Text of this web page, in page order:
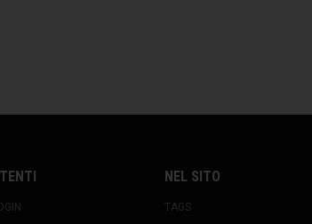
NEL SITO
TAGS